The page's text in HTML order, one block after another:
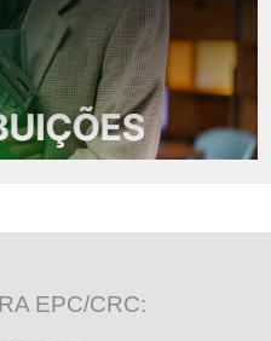
EPC/CRC: